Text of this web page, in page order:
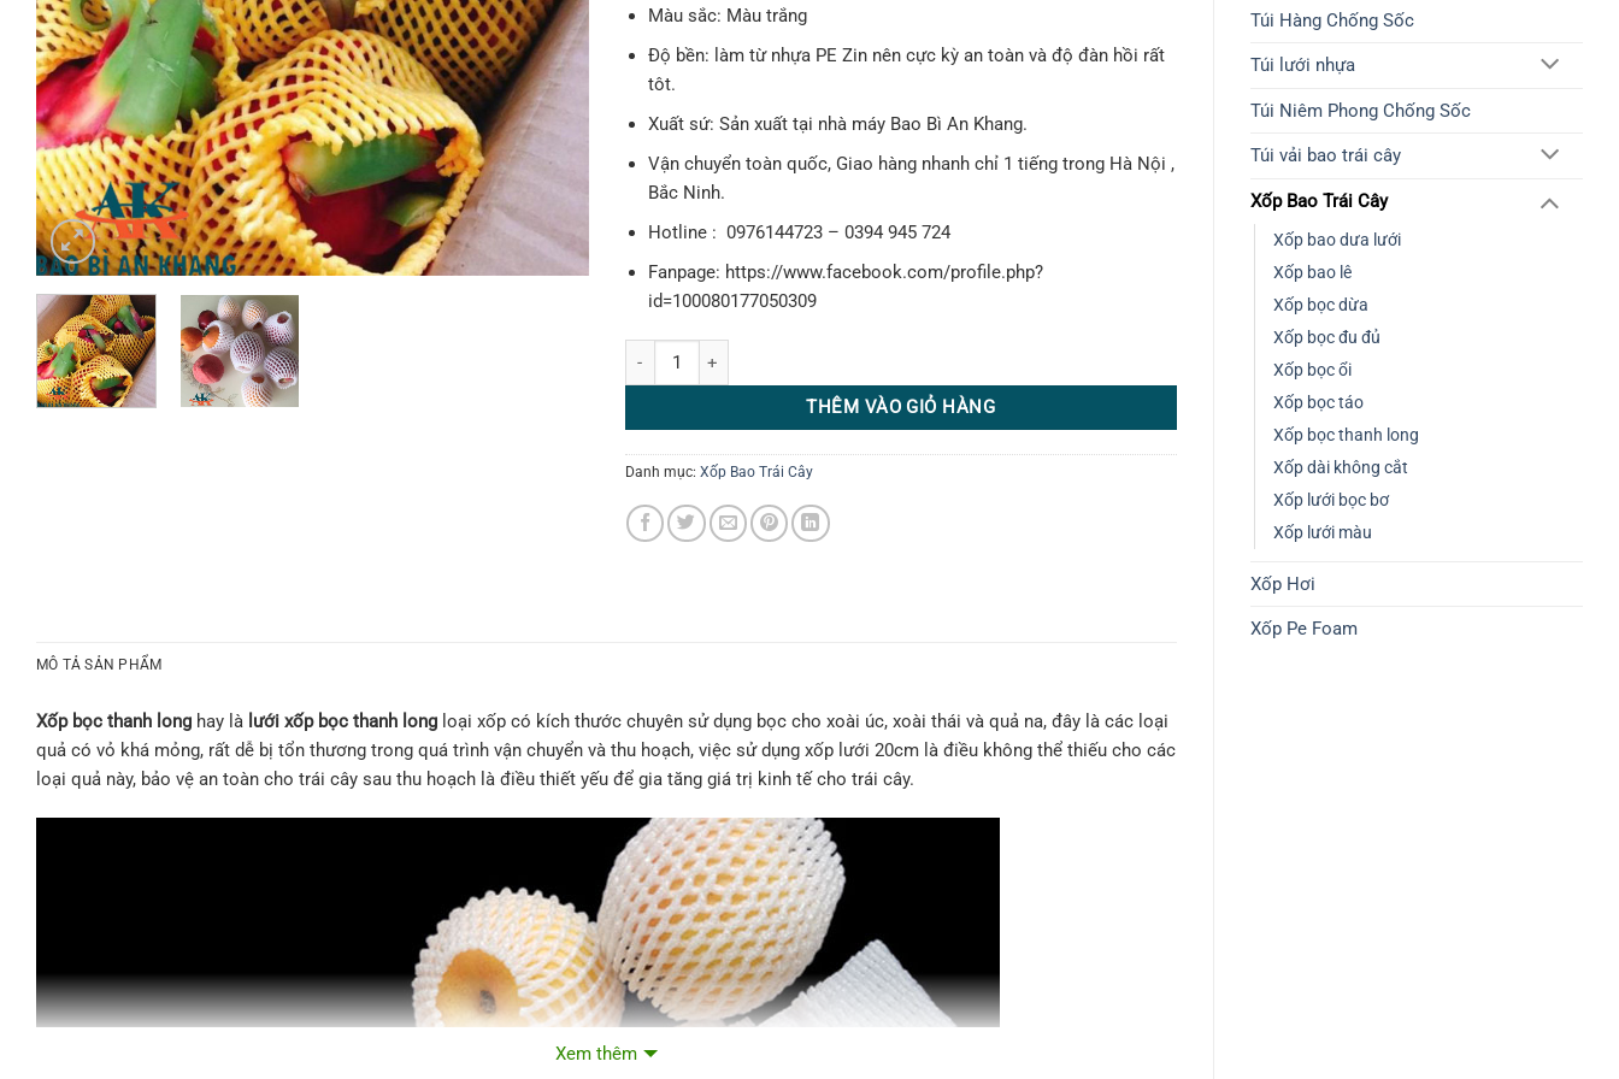
Túi Hàng Chống Sốc
Túi lưới nhựa
Túi Niêm Phong Chống Sốc
Túi vải bao trái cây
Xốp Bao Trái Cây
Xốp bao dưa lưới
Xốp bao lê
Xốp bọc dừa
Xốp bọc đu đủ
Xốp bọc ổi
Xốp bọc táo
Xốp bọc thanh long
Xốp dài không cắt
Xốp lưới bọc bơ
Xốp lưới màu
Xốp Hơi
Xốp Pe Foam
Màu sắc: Màu trắng
Độ bền: làm từ nhựa PE Zin nên cực kỳ an toàn và độ đàn hồi rất
tôt.
Xuất sứ: Sản xuất tại nhà máy Bao Bì An Khang.
Vận chuyển toàn quốc, Giao hàng nhanh chỉ 1 tiếng trong Hà Nội ,
Bắc Ninh.
Hotline : 0976144723 – 0394 945 724
Fanpage: https://www.facebook.com/profile.php?
id=100080177050309
THÊM VÀO GIỎ HÀNG
Danh mục: Xốp Bao Trái Cây
MÔ TẢ SẢN PHẨM
Xốp bọc thanh long hay là ưới xốp bọc thanh long loại xốp có kích thước chuyên sử dụng bọc cho xoài úc, xoài thái và quả na, đây là các loại
quả có vỏ khá mỏng, rất dễ bị tổn thương trong quá trình vận chuyển và thu hoạch, việc sử dụng xốp lưới 20cm là điều không thể thiếu cho các
loại quả này, bảo vệ an toàn cho trái cây sau thu hoạch là điều thiết yếu để gia tăng giá trị kinh tế cho trái cây.
Xem thêm